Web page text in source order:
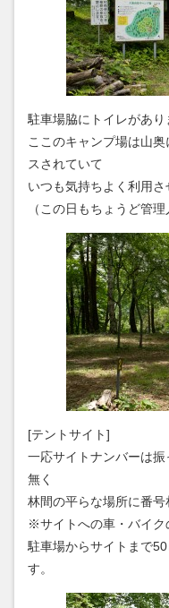
駐車場脇にトイレがあり
ここのキャンプ場は山
スされていて
いつも気持ちよく利用さ
（この日もちょうど管
[テントサイト]
一応サイトナンバーは
無く
林間の平らな場所に番号
※サイトへの車・バイク
駐車場からサイトまで
す。